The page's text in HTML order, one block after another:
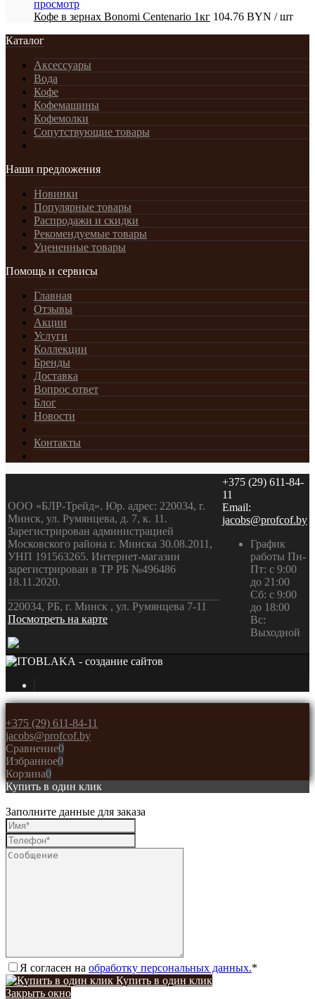
просмотр
Кофе в зернах Bonomi Centenario 1кг 104.76 BYN / шт
Каталог
Аксессуары
Вода
Кофе
Кофемашины
Кофемолки
Сопутствующие товары
Наши предложения
Новинки
Популярные товары
Распродажи и скидки
Рекомендуемые товары
Уцененные товары
Помощь и сервисы
Главная
Отзывы
Акции
Услуги
Коллекции
Бренды
Доставка
Вопрос ответ
Блог
Новости
Контакты
ООО «БЛР-Трейд». Юр. адрес: 220034, г.
Минск, ул. Румянцева, д. 7, к. 11.
Зарегистрирован администрацией
Московского района г. Минска 30.08.2011,
УНП 191563265. Интернет-магазин
зарегистрирован в ТР РБ №496486
18.11.2020.
220034, РБ, г. Минск , ул. Румянцева 7-11
Посмотреть на карте
+375 (29) 611-84-
11
Email:
jacobs@profcof.by
График
работы Пн-
Пт: с 9:00
до 21:00
Сб: с 9:00
до 18:00
Вс:
Выходной
- создание сайтов
+375 (29) 611-84-11
jacobs@profcof.by
Сравнение0
Избранное0
Корзина0
Купить в один клик
Заполните данные для заказа
Я согласен на обработку персональных данных.*
Купить в один клик
Закрыть окно